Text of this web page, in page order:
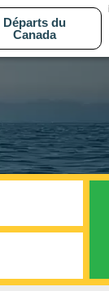
Départs du
Canada